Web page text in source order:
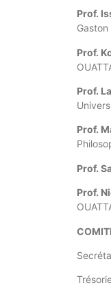
Prof.
Prof.
Prof.
Prof.
Prof.
Prof.